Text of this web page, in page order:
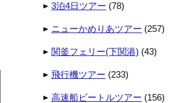
3泊4日ツアー (78)
ニューかめりあツアー (257)
関釜フェリー(下関港) (43)
飛行機ツアー (233)
高速船ビートルツアー (156)